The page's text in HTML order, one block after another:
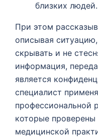
близких людей.
При этом
описывая
скрывать и не
информация,
является
специалист
профессиональной
которые
медицинской